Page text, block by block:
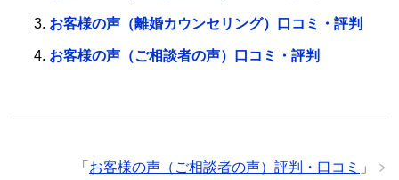
お客様の声（離婚カウンセリング）口コミ・評判
お客様の声（ご相談者の声）口コミ・評判
「 お客様の声（ご相談者の声）評判・口コミ
」